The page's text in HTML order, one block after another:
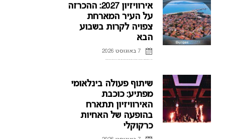
אירוויזיון 2027: ההכרזה
על העיר המארחת
צפויה לקרות בשבוע
הבא
7 באוגוסט 2026
שיתוף פעולה בינלאומי
מפתיע: כוכבת
האירוויזיון תתארח
בהופעה של האחיות
כרקוקלי